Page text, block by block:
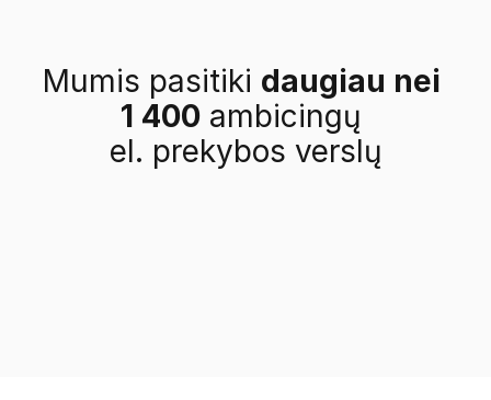
Mumis pasitiki daugiau nei
1 400 ambicingų
el. prekybos verslų